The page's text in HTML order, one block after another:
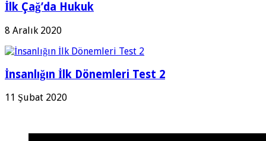
İlk Çağ’da Hukuk
8 Aralık 2020
İnsanlığın İlk Dönemleri Test 2
11 Şubat 2020